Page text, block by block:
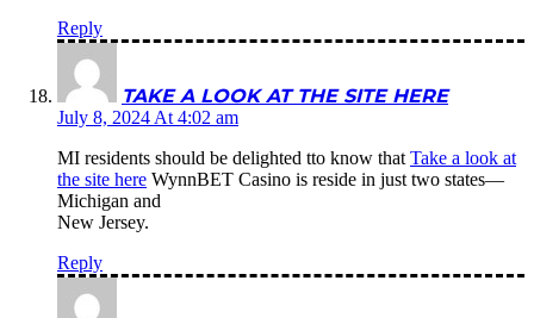
Reply
TAKE A LOOK AT THE SITE HERE
July 8, 2024 At 4:02 am
MI residents should be delighted tto know that Take a look at
the site here WynnBET Casino is reside in just two states—
Michigan and
New Jersey.
Reply